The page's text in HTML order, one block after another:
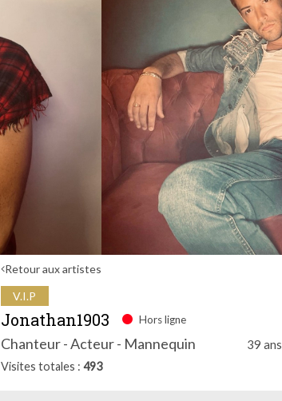
Retour aux artistes
V.I.P
Jonathan1903 Hors ligne
Chanteur - Acteur - Mannequin 39 ans
Visites totales 493